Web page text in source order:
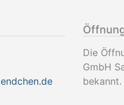
Die
GmbH
bekannt.